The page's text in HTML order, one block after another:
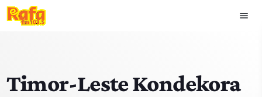
menu
play_arrow OUVIR RAFA
Timor-Leste Kondekora